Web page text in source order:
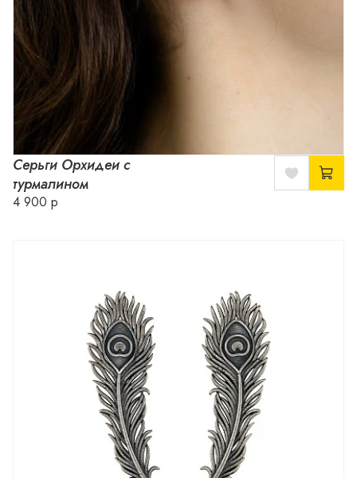
Серьги Орхидеи с
турмалином
4 900 р